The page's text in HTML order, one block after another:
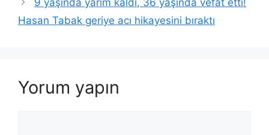
Hasan Tabak geriye acı hikayesini bıraktı
Yorum yapın